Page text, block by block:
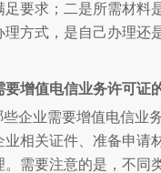
足要求；二是所需材料
理方式，是自己办理还
要增值电信业务许可证
企业需要增值电信业
业相关证件、准备申请
。需要注意的是，不同